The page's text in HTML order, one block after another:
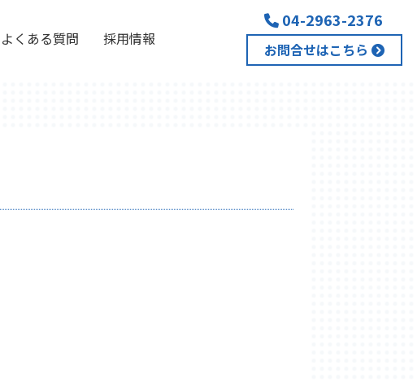
よくある質問 採用情報
04-2963-2376
お問合せはこちら